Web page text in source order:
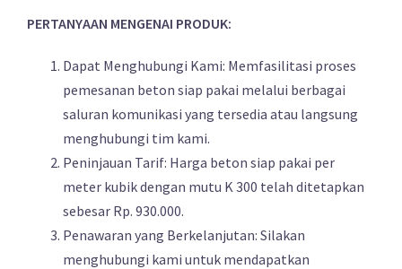
PERTANYAAN MENGENAI PRODUK:
Dapat Menghubungi Kami: Memfasilitasi proses
pemesanan beton siap pakai melalui berbagai
saluran komunikasi yang tersedia atau langsung
menghubungi tim kami.
Peninjauan Tarif: Harga beton siap pakai per
meter kubik dengan mutu K 300 telah ditetapkan
sebesar Rp. 930.000.
Penawaran yang Berkelanjutan: Silakan
menghubungi kami untuk mendapatkan